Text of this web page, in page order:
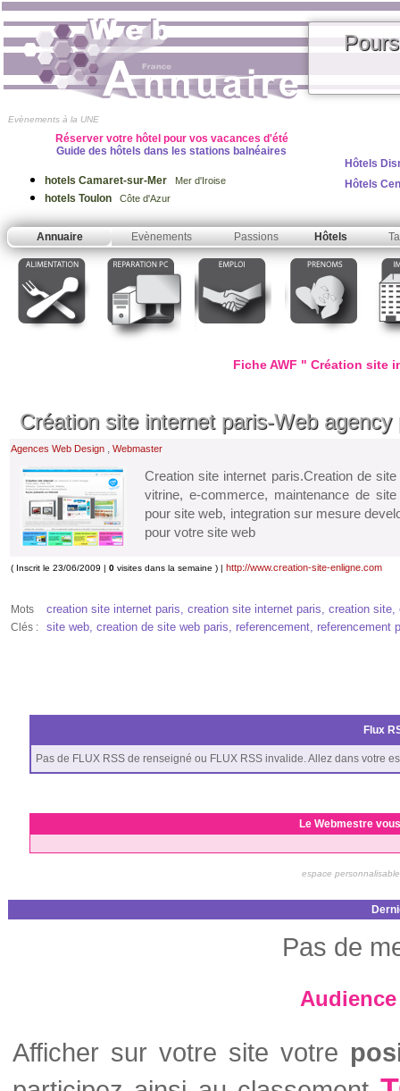
Evènements à la UNE
Réserver votre hôtel pour vos vacances d'été
Guide des hôtels dans les stations balnéaires
hotels Camaret-sur-Mer Mer d'Iroise
hotels Toulon Côte d'Azur
Hôtels
Hôtels
Annuaire Evènements Passions Hôtels
Fiche AWF " Création site
Création site internet paris-Web agency
Agences Web Design , Webmaster
Creation site internet paris.Creation de
vitrine, e-commerce, maintenance de
pour site web, integration sur mesure
pour votre site web
( Inscrit le 23/06/2009 | 0 visites dans la semaine ) | http://www.creation-site-enligne.com
Mots
Clés :
creation site internet paris, creation site internet paris, creation
site web, creation de site web paris, referencement, referencement
Flux
Pas de FLUX RSS de renseigné ou FLUX RSS invalide. Allez dans votre
Le Webmestre
espace
Pas de
Afficher sur votre site votre